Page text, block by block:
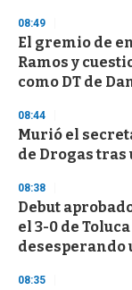
08:49
El gremio de
Ramos y
como DT de
08:44
Murió el
de Drogas
08:38
Debut
el 3-0 de
desesperando
08:35